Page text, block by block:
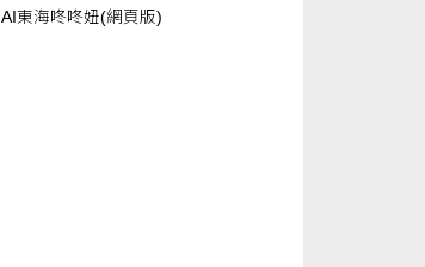
AI東海咚咚妞(網頁版)